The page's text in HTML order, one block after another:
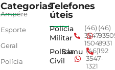
Categorias
Ampére
Esporte
Geral
Polícia
Telefones
úteis
Polícia
Militar
(46)
3547-
1504
(46)
8931
Polícia
Civil
Samu (46)
3547-
1321
192